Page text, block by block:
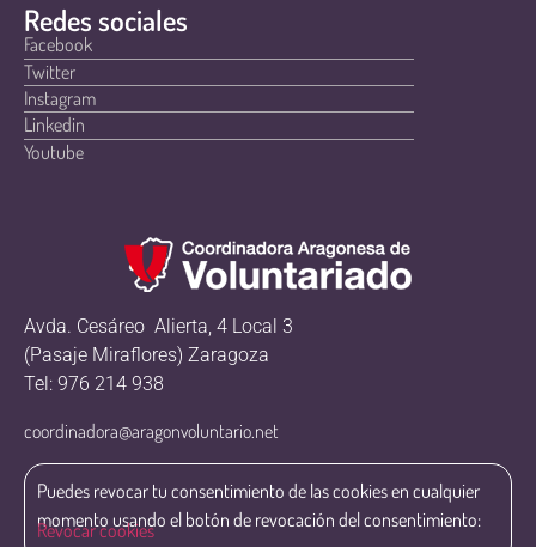
Redes sociales
Facebook
Twitter
Instagram
Linkedin
Youtube
Avda. Cesáreo Alierta, 4 Local 3
(Pasaje Miraflores) Zaragoza
Tel: 976 214 938
coordinadora@aragonvoluntario.net
Puedes revocar tu consentimiento de las cookies en cualquier
momento usando el botón de revocación del consentimiento:
Revocar cookies